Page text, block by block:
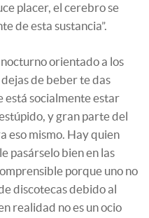
placer, el cerebro se
de esta sustancia”.
orientado a los
de beber te das
está socialmente estar
y gran parte del
eso mismo. Hay quien
pasárselo bien en las
porque uno no
discotecas debido al
realidad no es un ocio